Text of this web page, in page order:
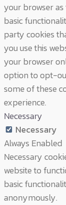
your browser
basic
party cookies
you use this
your browser
option to opt-
some of these
experience.
Necessary
Necessary
Always Enabled
Necessary
website to
basic
anonymously.